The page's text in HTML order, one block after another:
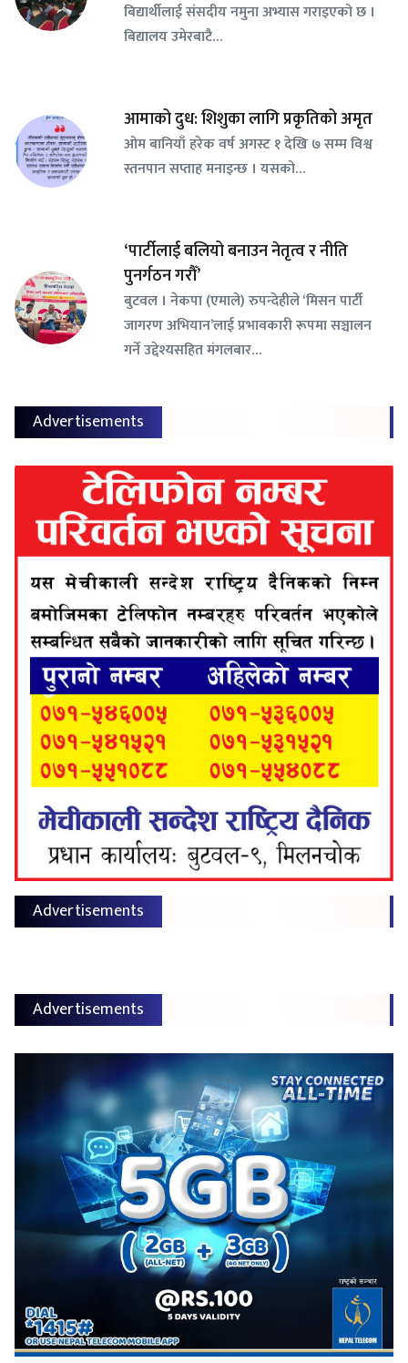
बिद्यार्थीलाई संसदीय नमुना अभ्यास गराइएको छ ।
बिद्यालय उमेरबाटै…
आमाको दुध: शिशुका लागि प्रकृतिको अमृत
ओम बानियाँ हरेक वर्ष अगस्ट १ देखि ७ सम्म विश्व
स्तनपान सप्ताह मनाइन्छ । यसको…
‘पार्टीलाई बलियो बनाउन नेतृत्व र नीति
पुनर्गठन गरौँ’
बुटवल । नेकपा (एमाले) रुपन्देहीले ‘मिसन पार्टी
जागरण अभियान’लाई प्रभावकारी रूपमा सञ्चालन
गर्ने उद्देश्यसहित मंगलबार…
Advertisements
Advertisements
Advertisements